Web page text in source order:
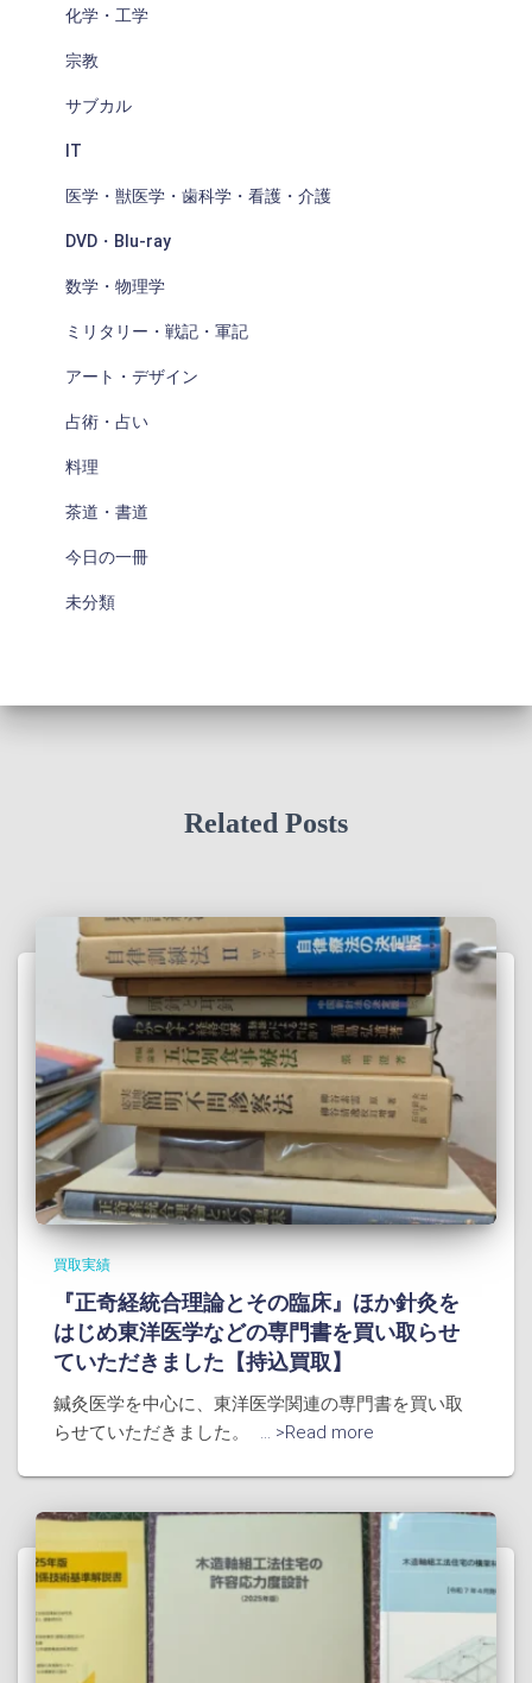
化学・工学
宗教
サブカル
IT
医学・獣医学・歯科学・看護・介護
DVD・Blu-ray
数学・物理学
ミリタリー・戦記・軍記
アート・デザイン
占術・占い
料理
茶道・書道
今日の一冊
未分類
Related Posts
買取実績
『正奇経統合理論とその臨床』ほか針灸を
はじめ東洋医学などの専門書を買い取らせ
ていただきました【持込買取】
鍼灸医学を中心に、東洋医学関連の専門書を買い取
らせていただきました。
... >Read more